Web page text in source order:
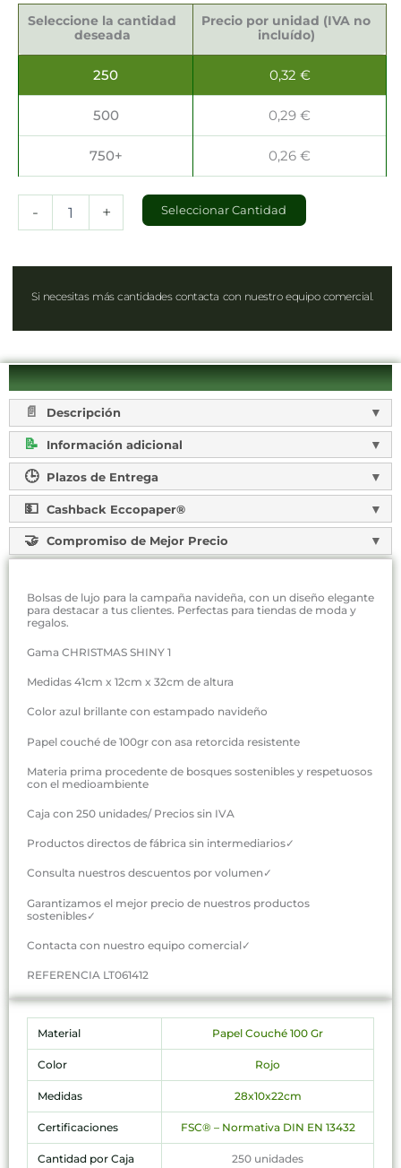
Seleccione la cantidad
deseada
Precio por unidad (IVA no
incluído)
250 0,32 €
500 0,29€
750+ 0,26€
-
de
+ Seleccionar Cantidad
Si necesitas más cantidades contacta con nuestro equipo comercial.
Descripción
Información adicional
Plazos de Entrega
Cashback Eccopaper®
Compromiso de Mejor Precio
Bolsas de lujo para la campaña navideña, con un diseño elegante
para destacar a tus clientes. Perfectas para tiendas de moda y
regalos.
Gama CHRISTMAS SHINY 1
Medidas 41cm x 12cm x 32cm de altura
Color azul brillante con estampado navideño
Papel couché de 100gr con asa retorcida resistente
Materia prima procedente de bosques sostenibles y respetuosos
con el medioambiente
Caja con 250 unidades/ Precios sin IVA
Productos directos de fábrica sin intermediarios✓
Consulta nuestros descuentos por volumen✓
Garantizamos el mejor precio de nuestros productos
sostenibles✓
Contacta con nuestro equipo comercial✓
REFERENCIA LT061412
Material Papel Couché 100 Gr
Color Rojo
Medidas 28x10x22cm
Certificaciones FSC® – Normativa DIN EN 13432
Cantidad por Caja 250 unidades